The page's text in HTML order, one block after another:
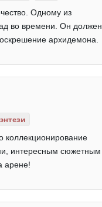
Одному из
во времени. Он должен
архидемона.
коллекционирование
интересным сюжетным
арене!